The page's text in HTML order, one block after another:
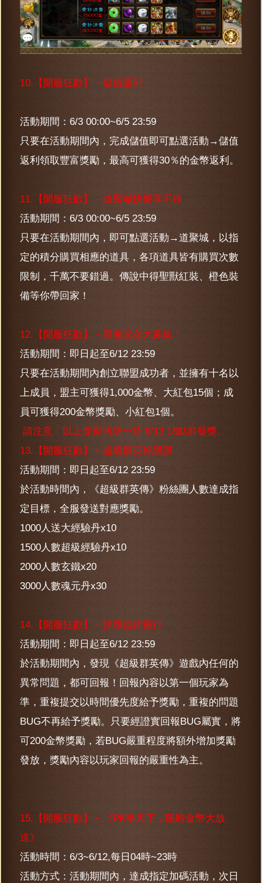
10.【開服狂歡】－儲值返利
活動期間：6/3 00:00~6/5 23:59
只要在活動期間內，完成儲值即可點選活動→儲值
返利領取豐富獎勵，最高可獲得30％的金幣返利。
11.【開服狂歡】－道聚城快樂享不停
活動期間：6/3 00:00~6/5 23:59
只要在活動期間內，即可點選活動→道聚城，以指
定的積分購買相應的道具，各項道具皆有購買次數
限制，千萬不要錯過。傳說中得聖獸紅裝、橙色裝
備等你帶回家！
12.【開服狂歡】－幫會兄弟大募集！
活動期間：即日起至6/12 23:59
只要在活動期間內創立聯盟成功者，並擁有十名以
上成員，盟主可獲得1,000金幣、大紅包15個；成
員可獲得200金幣獎勵、小紅包1個。
請注意：以上獎勵將統一於 6/13 18點前發獎。
13.【開服狂歡】－超級群英好讚讚
活動期間：即日起至6/12 23:59
於活動時間內，《超級群英傳》粉絲團人數達成指
定目標，全服發送對應獎勵。
1000人送大經驗丹x10
1500人數超級經驗丹x10
2000人數玄鐵x20
3000人數魂元丹x30
14.【開服狂歡】－抓壞蟲你最行
活動期間：即日起至6/12 23:59
於活動期間內，發現《超級群英傳》遊戲內任何的
異常問題，都可回報！回報內容以第一個玩家為
準，重複提交以時間優先度給予獎勵，重複的問題
BUG不再給予獎勵。只要經證實回報BUG屬實，將
可200金幣獎勵，若BUG嚴重程度將額外增加獎勵
發放，獎勵內容以玩家回報的嚴重性為主。
15.【開服狂歡】－《PK爭天下，限時金幣大放
送》
活動時間：6/3~6/12,每日04時~23時
活動方式：活動期間內，達成指定加碼活動，次日